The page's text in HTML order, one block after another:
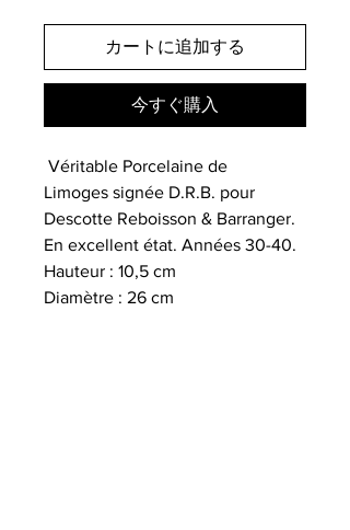
カートに追加する
今すぐ購入
Véritable Porcelaine de
Limoges signée D.R.B. pour
Descotte Reboisson & Barranger.
En excellent état. Années 30-40.
Hauteur : 10,5 cm
Diamètre : 26 cm